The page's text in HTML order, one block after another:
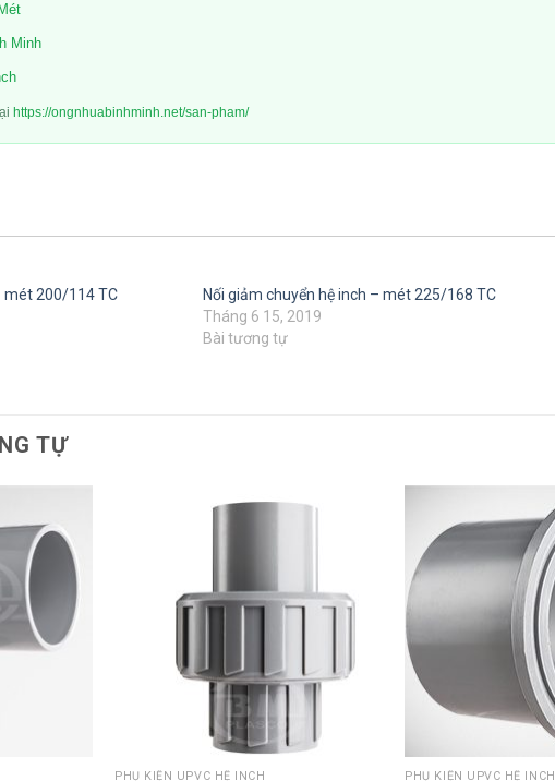
Minh
https://ongnhuabinhminh.net/san-pham/
mét 200/114 TC
Nối giảm chuyển hệ inch – mét 225/168 TC
Tháng 6 15, 2019
Bài tương tự
TỰ
PHỤ KIỆN UPVC HỆ INCH PHỤ KIỆN UPVC HỆ INCH